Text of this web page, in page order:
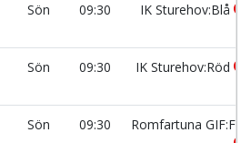
Sön 09:30 IK Sturehov:Blå
Sön 09:30 IK Sturehov:Röd
Sön 09:30 Romfartuna